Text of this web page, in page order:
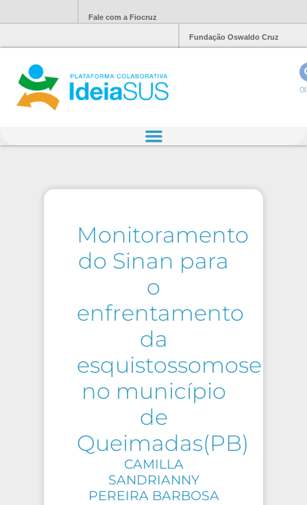
Fale com a Fiocruz
Fundação Oswaldo Cruz
Monitoramento
do Sinan para
o
enfrentamento
da
esquistossomose
no município
de
Queimadas(PB)
CAMILLA
SANDRIANNY
PEREIRA BARBOSA